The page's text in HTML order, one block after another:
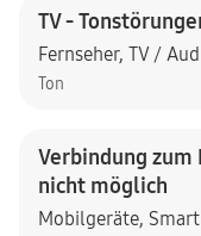
TV -
Fernseher, TV /
Ton
Verbindung zum
nicht möglich
Mobilgeräte,